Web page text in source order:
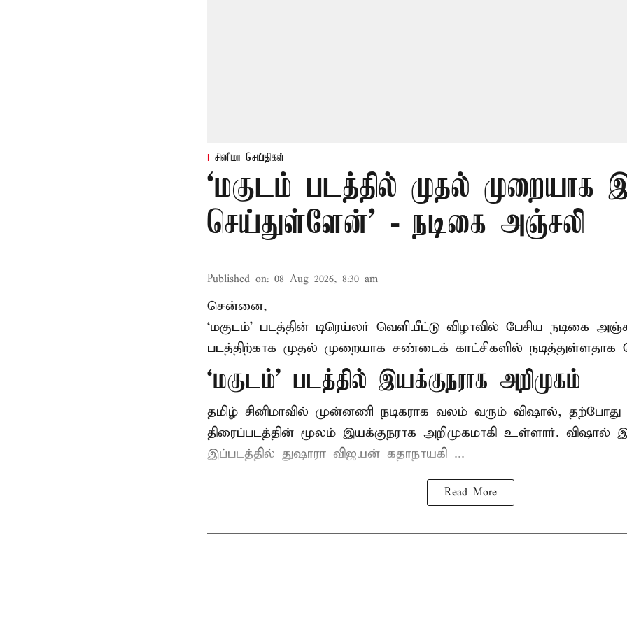
சினிமா செய்திகள்
‘மகுடம் படத்தில் முதல் முறையாக
செய்துள்ளேன்’ - நடிகை அஞ்சலி
Published on: 08 Aug 2026, 8:30 am
சென்னை,
‘மகுடம்’ படத்தின் டிரெய்லர் வெளியீட்டு விழாவில் பேசிய நடிகை
படத்திற்காக முதல் முறையாக சண்டைக் காட்சிகளில் நடித்துள்ளதாக
‘மகுடம்’ படத்தில் இயக்குநராக அறிமுகம்
தமிழ் சினிமாவில் முன்னணி நடிகராக வலம் வரும் விஷால், தற்போது
திரைப்படத்தின் மூலம் இயக்குநராக அறிமுகமாகி உள்ளார். விஷால்
இப்படத்தில் துஷாரா விஜயன் கதாநாயகி ...
Read More